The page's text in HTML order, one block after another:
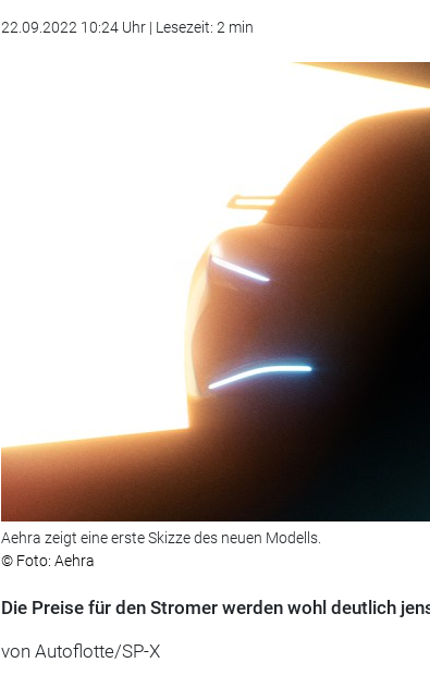
22.09.2022 10:24 Uhr | Lesezeit: 2 min
Aehra zeigt eine erste Skizze des neuen Modells.
© Foto: Aehra
Die Preise für den Stromer werden wohl deutlich
von Autoflotte/SP-X